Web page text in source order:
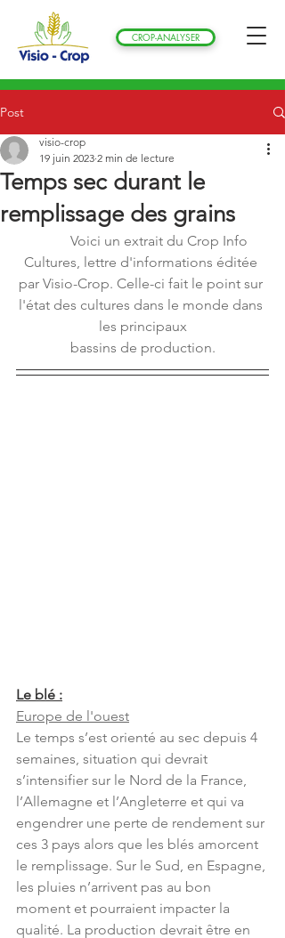
CROP-ANALYSER
Post
Temps sec durant le
remplissage des grains
visio-crop
19 juin 2023 2 min de lecture
Voici un extrait du Crop Info
Cultures, lettre d'informations éditée
par Visio-Crop. Celle-ci fait le point sur
l'état des cultures dans le monde dans
les principaux
bassins de production.
Le blé :
Europe de l'ouest
Le temps s’est orienté au sec depuis 4
semaines, situation qui devrait
s’intensifier sur le Nord de la France,
l’Allemagne et l’Angleterre et qui va
engendrer une perte de rendement sur
ces 3 pays alors que les blés amorcent
le remplissage. Sur le Sud, en Espagne,
les pluies n’arrivent pas au bon
moment et pourraient impacter la
qualité. La production devrait être en